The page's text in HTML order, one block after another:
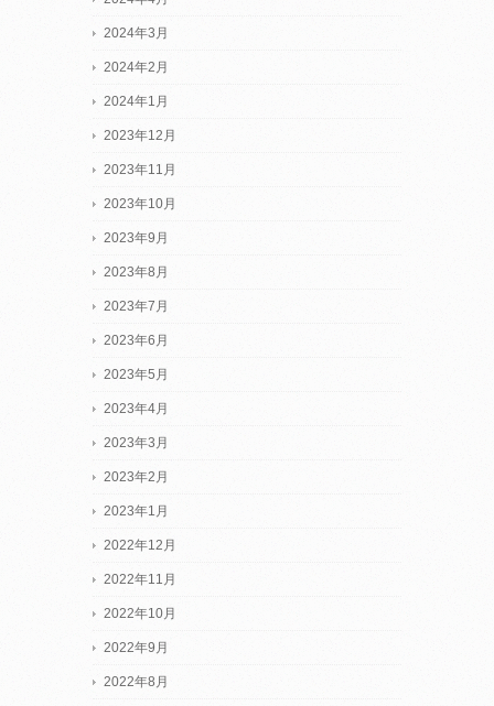
2024年3月
2024年2月
2024年1月
2023年12月
2023年11月
2023年10月
2023年9月
2023年8月
2023年7月
2023年6月
2023年5月
2023年4月
2023年3月
2023年2月
2023年1月
2022年12月
2022年11月
2022年10月
2022年9月
2022年8月